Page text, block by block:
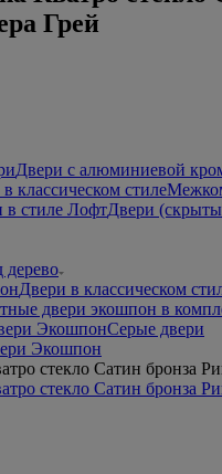
Грей
Двери с алюминиевой
классическом стиле
в стиле ЛофтДвери
Двери в классическом
двери экошпон в
ЭкошпонСерые двери
Экошпон
стекло Сатин бронза